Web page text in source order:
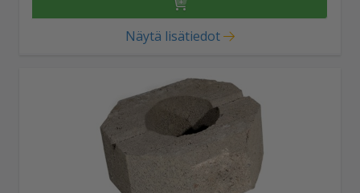
Näytä lisätiedot